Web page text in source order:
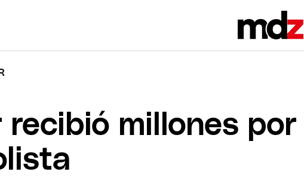
recibió millones